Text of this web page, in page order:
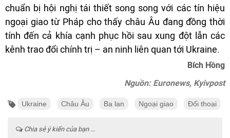
chuẩn bị hội nghị tái thiết song song với các tín hiệu
ngoại giao từ Pháp cho thấy châu Âu đang đồng thời
tính đến cả khía cạnh phục hồi sau xung đột lẫn các
kênh trao đổi chính trị – an ninh liên quan tới Ukraine.
Bích Hồng
Nguồn: Euronews, Kyivpost
Ukraine Châu Âu Ba lan Ngoại giao Đối thoại
Chia sẻ ý kiến của bạn ...